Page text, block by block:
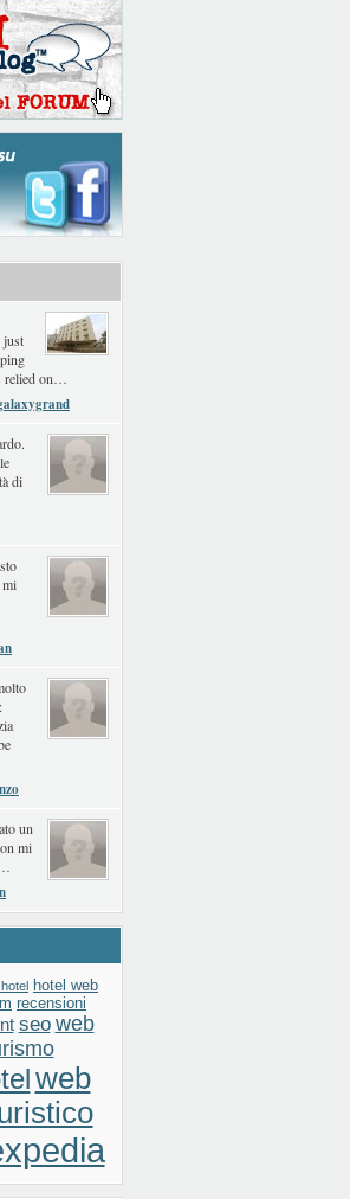
just
on…
di
mi
un
mi
hotel web
recensioni
seo web
web